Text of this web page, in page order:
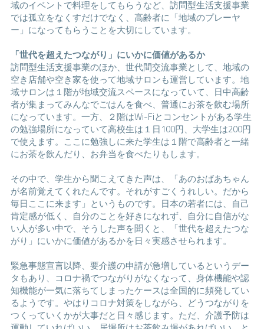
域のイベントで料理をしてもらうなど、訪問型生活支援事業
では孤立をなくすだけでなく、高齢者に「地域のプレーヤ
ー」になってもらうことを大切にしています。
「世代を超えたつながり」にいかに価値があるか
訪問型生活支援事業のほか、世代間交流事業として、地域の
空き店舗や空き家を使って地域サロンも運営しています。地
域サロンは１階が地域交流スペースになっていて、日中高齢
者が集まってみんなでごはんを食べ、普通にお茶を飲む場所
になっています。一方、２階はWi-Fiとコンセントがある学生
の勉強場所になっていて高校生は１日100円、大学生は200円
で使えます。ここに勉強しに来た学生は１階で高齢者と一緒
にお茶を飲んだり、お弁当を食べたりもします。
その中で、学生から聞こえてきた声は、「あのおばあちゃん
が名前覚えてくれたんです。それがすごくうれしい。だから
毎日ここに来ます」というものです。日本の若者には、自己
肯定感が低く、自分のことを好きになれず、自分に自信がな
い人が多い中で、そうした声を聞くと、「世代を超えたつな
がり」にいかに価値があるかを日々実感させられます。
緊急事態宣言以降、要介護の申請が急増しているというデー
タもあり、コロナ禍でつながりがなくなって、身体機能や認
知機能が一気に落ちてしまったケースは全国的に頻発してい
るようです。やはりコロナ対策をしながら、どうつながりを
つくっていくかが大事だと日々感じます。ただ、介護予防は